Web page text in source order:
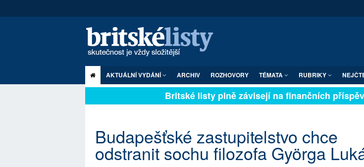
AKTUÁLNÍ VYDÁNÍ ARCHIV ROZHOVORY TÉMATA RUBRIKY
Britské listy plně závisejí na finančních
Budapešťské zastupitelstvo chce
odstranit sochu filozofa Györga